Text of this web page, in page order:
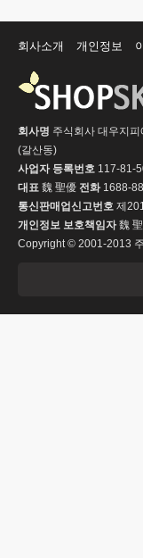
회사소개 개인정보
회사명 주식회사 대우지피
(갈산동)
사업자 등록번호 117-81-
대표 魏 聖優 전화1688-
통신판매업신고번호 제
개인정보 보호책임자魏
Copyright © 2001-2013